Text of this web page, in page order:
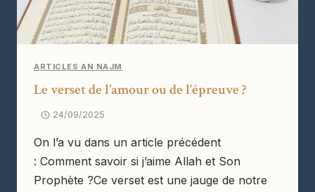
ARTICLES AN NAJM
Le verset de l’amour ou de l’épreuve ?
24/09/2025
On l’a vu dans un article précédent
: Comment savoir si j’aime Allah et Son
Prophète ?Ce verset est une jauge de notre